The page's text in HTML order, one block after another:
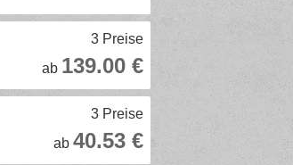
3 Preise
ab 139.00 €
3 Preise
ab 40.53 €